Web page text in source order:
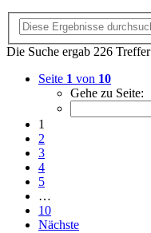
Die Suche ergab 226 Treffer
Seite 1 von 10
Gehe zu Seite:
1
2
3
4
5
…
10
Nächste